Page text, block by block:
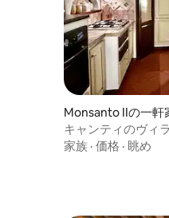
Monsanto IIの一軒
キャンティのヴィ
家
家族 · 価格 · 眺め